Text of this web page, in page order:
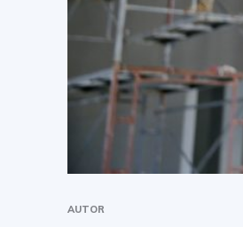
AUTOR